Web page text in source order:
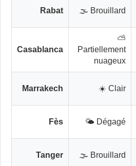
Rabat 🌫️ Brouillard
Casablanca
⛅
Partiellement
nuageux
Marrakech ☀️ Clair
Fès 🌤️ Dégagé
Tanger 🌫️ Brouillard